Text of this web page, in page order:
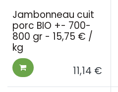
Jambonneau cuit
porc BIO +- 700-
800 gr - 15,75 € /
kg
11,14 €